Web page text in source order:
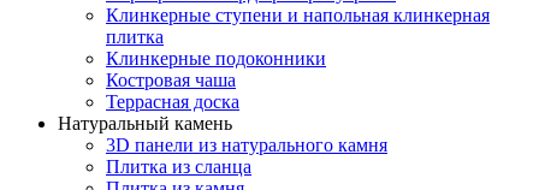
Клинкерные ступени и напольная клинкерная
плитка
Клинкерные подоконники
Костровая чаша
Террасная доска
Натуральный камень
3D панели из натурального камня
Плитка из сланца